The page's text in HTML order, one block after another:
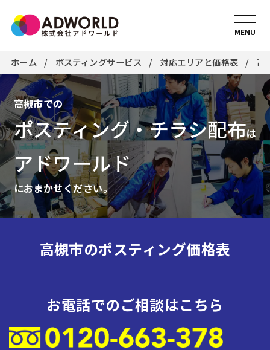
MENU
ホーム ポスティングサービス 対応エリアと価格表 高
高槻市での
ポスティング・チラシ配布は
アドワールド
におまかせください。
高槻市のポスティング価格表
お電話でのご相談はこちら